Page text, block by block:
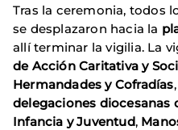
Tras la ceremonia, todos
se desplazaron hacia la
allí terminar la vigilia. La
de Acción Caritativa y
Hermandades y Cofradías
delegaciones diocesanas
Infancia y Juventud,